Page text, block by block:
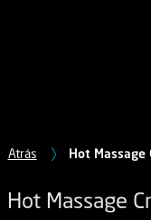
Atrás Hot Massage
Hot Massage